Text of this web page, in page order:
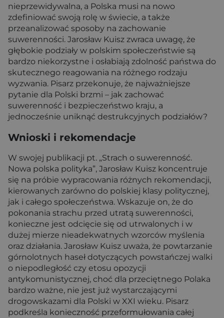
nieprzewidywalna, a Polska musi na nowo
zdefiniować swoją rolę w świecie, a także
przeanalizować sposoby na zachowanie
suwerenności. Jarosław Kuisz zwraca uwagę, że
głębokie podziały w polskim społeczeństwie są
bardzo niekorzystne i osłabiają zdolność państwa do
skutecznego reagowania na różnego rodzaju
wyzwania. Pisarz przekonuje, że najważniejsze
pytanie dla Polski brzmi – jak zachować
suwerenność i bezpieczeństwo kraju, a
jednocześnie uniknąć destrukcyjnych podziałów?
Wnioski i rekomendacje
W swojej publikacji pt. „Strach o suwerenność.
Nowa polska polityka”, Jarosław Kuisz koncentruje
się na próbie wypracowania różnych rekomendacji,
kierowanych zarówno do polskiej klasy politycznej,
jak i całego społeczeństwa. Wskazuje on, że do
pokonania strachu przed utratą suwerenności,
konieczne jest odcięcie się od utrwalonych i w
dużej mierze nieadekwatnych wzorców myślenia
oraz działania. Jarosław Kuisz uważa, że powtarzanie
górnolotnych haseł dotyczących powstańczej walki
o niepodległość czy etosu opozycji
antykomunistycznej, choć dla przeciętnego Polaka
bardzo ważne, nie jest już wystarczającymi
drogowskazami dla Polski w XXI wieku. Pisarz
podkreśla konieczność przeformułowania całej